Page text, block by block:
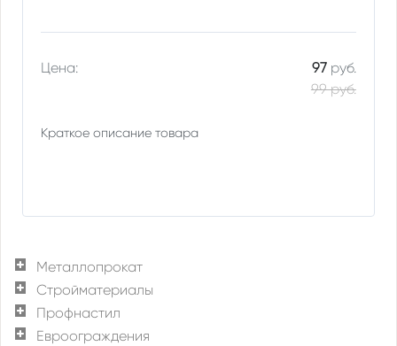
Металлопрокат
Стройматериалы
Профнастил
Евроограждения
Цена: 97руб.
99 руб.
Краткое описание товара